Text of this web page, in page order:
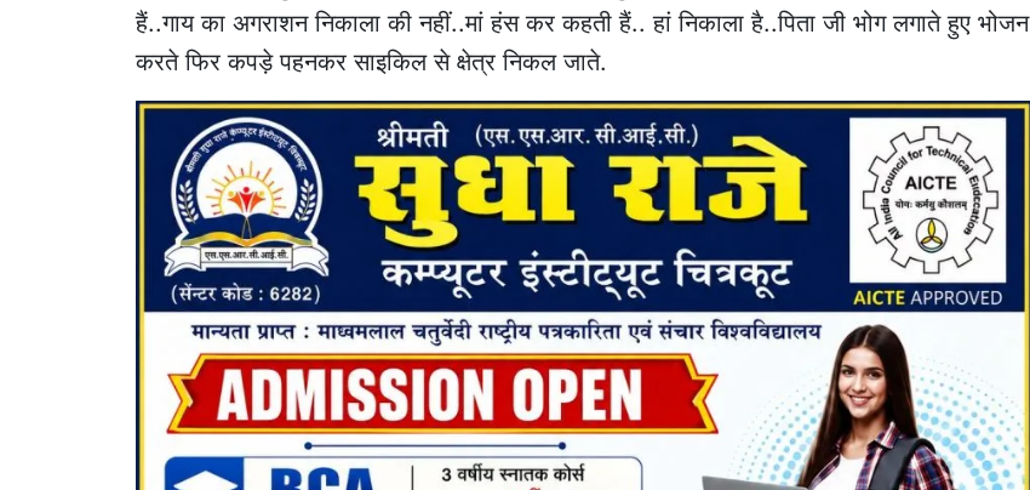
हैं..गाय का अगराशन निकाला की नहीं..मां हंस कर कहती हैं.. हां निकाला है..पिता जी भोग लगाते हुए भोजन
करते फिर कपड़े पहनकर साइकिल से क्षेत्र निकल जाते.